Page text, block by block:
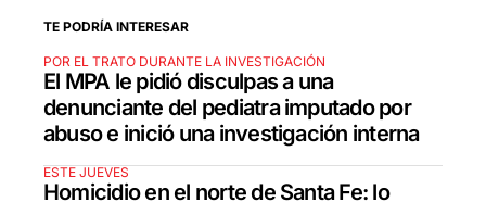
TE PODRÍA INTERESAR
POR EL TRATO DURANTE LA INVESTIGACIÓN
El MPA le pidió disculpas a una
denunciante del pediatra imputado por
abuso e inició una investigación interna
ESTE JUEVES
Homicidio en el norte de Santa Fe: lo